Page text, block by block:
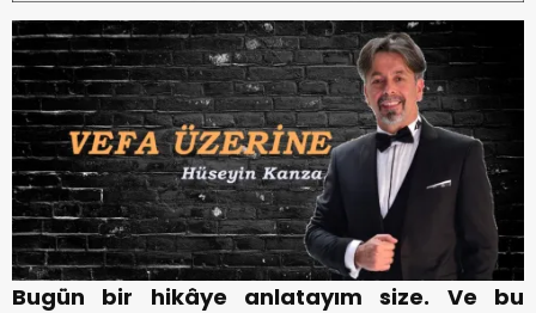
Bugün bir hikâye anlatayım size. Ve bu